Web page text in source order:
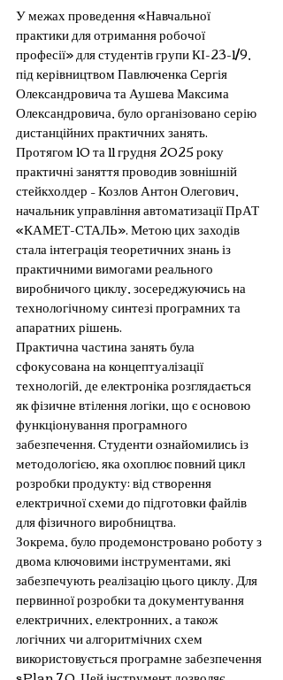
У межах проведення «Навчальної
практики для отримання робочої
професії» для студентів групи КІ-23-1/9,
під керівництвом Павлюченка Сергія
Олександровича та Аушева Максима
Олександровича, було організовано серію
дистанційних практичних занять.
Протягом 10 та 11 грудня 2025 року
практичні заняття проводив зовнішній
стейкхолдер – Козлов Антон Олегович,
начальник управління автоматизації ПрАТ
«КАМЕТ-СТАЛЬ». Метою цих заходів
стала інтеграція теоретичних знань із
практичними вимогами реального
виробничого циклу, зосереджуючись на
технологічному синтезі програмних та
апаратних рішень.
Практична частина занять була
сфокусована на концептуалізації
технологій, де електроніка розглядається
як фізичне втілення логіки, що є основою
функціонування програмного
забезпечення. Студенти ознайомились із
методологією, яка охоплює повний цикл
розробки продукту: від створення
електричної схеми до підготовки файлів
для фізичного виробництва.
Зокрема, було продемонстровано роботу з
двома ключовими інструментами, які
забезпечують реалізацію цього циклу. Для
первинної розробки та документування
електричних, електронних, а також
логічних чи алгоритмічних схем
використовується програмне забезпечення